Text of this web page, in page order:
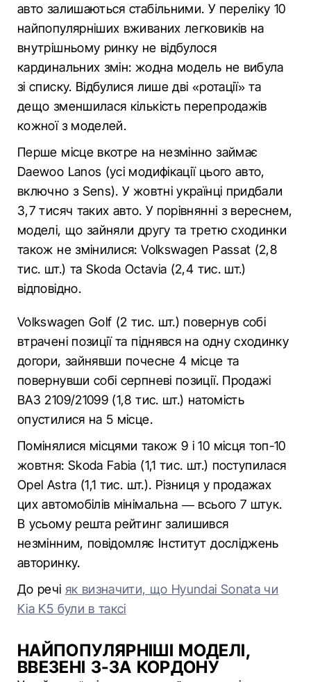
авто залишаються стабільними. У переліку 10
найпопулярніших вживаних легковиків на
внутрішньому ринку не відбулося
кардинальних змін: жодна модель не вибула
зі списку. Відбулися лише дві «ротації» та
дещо зменшилася кількість перепродажів
кожної з моделей.
Перше місце вкотре на незмінно займає
Daewoo Lanos (усі модифікації цього авто,
включно з Sens). У жовтні українці придбали
3,7 тисяч таких авто. У порівнянні з вереснем,
моделі, що зайняли другу та третю сходинки
також не змінилися: Volkswagen Passat (2,8
тис. шт.) та Skoda Octavia (2,4 тис. шт.)
відповідно.
Volkswagen Golf (2 тис. шт.) повернув собі
втрачені позиції та піднявся на одну сходинку
догори, зайнявши почесне 4 місце та
повернувши собі серпневі позиції. Продажі
ВАЗ 2109/21099 (1,8 тис. шт.) натомість
опустилися на 5 місце.
Помінялися місцями також 9 і 10 місця топ-10
жовтня: Skoda Fabia (1,1 тис. шт.) поступилася
Opel Astra (1,1 тис. шт.). Різниця у продажах
цих автомобілів мінімальна — всього 7 штук.
В усьому решта рейтинг залишився
незмінним, повідомляє Інститут досліджень
авторинку.
До речі як визначити, що Hyundai Sonata чи
Kia K5 були в таксі
НАЙПОПУЛЯРНІШІ МОДЕЛІ,
ВВЕЗЕНІ З-ЗА КОРДОНУ